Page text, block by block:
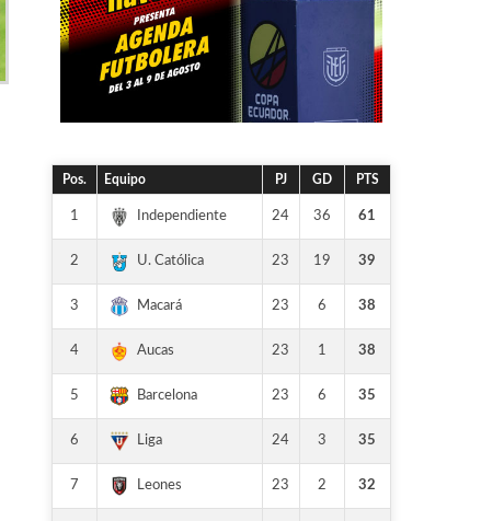
Pos. Equipo PJ GD PTS
1 Independiente 24 36 61
2 U. Católica 23 19 39
3 Macará 23 6 38
4 Aucas 23 1 38
5 Barcelona 23 6 35
6 Liga 24 3 35
7 Leones 23 2 32